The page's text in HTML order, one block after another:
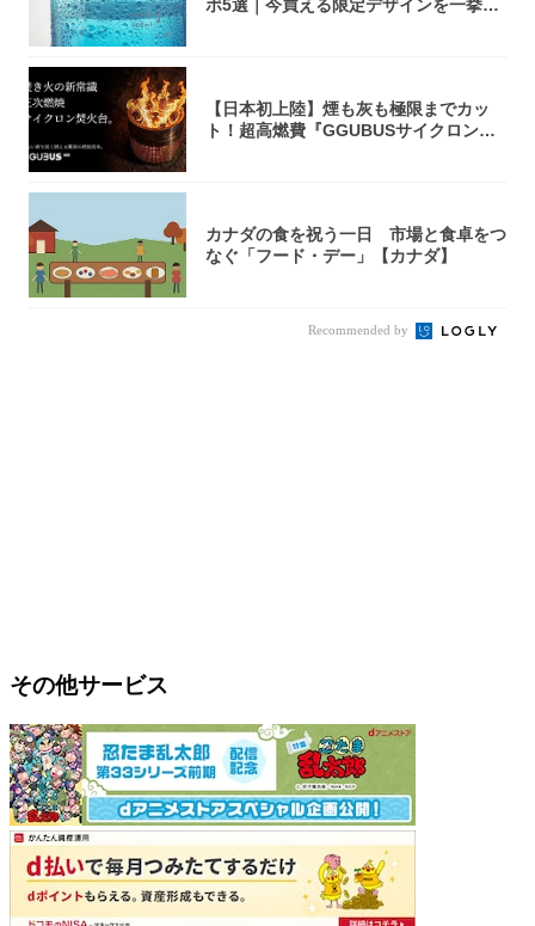
ボ5選｜今買える限定デザインを一挙紹
【日本初上陸】煙も灰も極限までカッ
ト！超高燃費『GGUBUSサイクロン焚
カナダの食を祝う一日 市場と食卓をつ
なぐ「フード・デー」【カナダ】
Recommended by
その他サービス